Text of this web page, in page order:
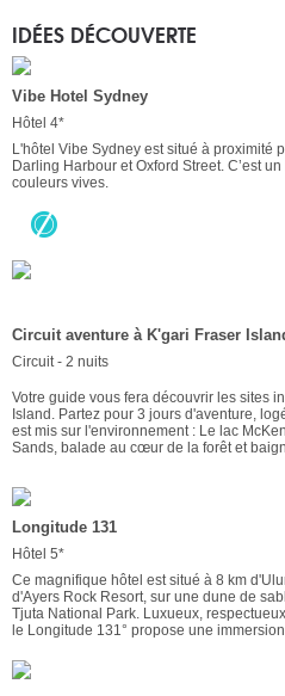
IDÉES DÉCOUVERTE
Vibe Hotel Sydney
Hôtel 4*
L'hôtel Vibe Sydney est situé à proximité
Darling Harbour et Oxford Street. C’est
couleurs vives.
Circuit aventure à K'gari Fraser
Circuit - 2 nuits
Votre guide vous fera découvrir les sites
Island. Partez pour 3 jours d'aventure,
est mis sur l'environnement : Le lac
Sands, balade au cœur de la forêt et
Longitude 131
Hôtel 5*
Ce magnifique hôtel est situé à 8 km
d'Ayers Rock Resort, sur une dune de
Tjuta National Park. Luxueux,
le Longitude 131° propose une